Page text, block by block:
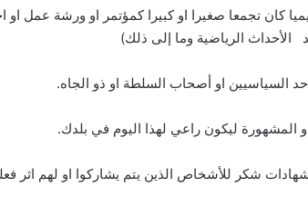
كان تجمعا صغيرا او كبيرا كمؤتمر او ورشة عمل
الرياضية وما إلى ذلك)
السياسيين او أصحاب السلطة او ذو الجاه.
ليكون راعي لهذا اليوم في بلدك.
شهادات شكر للأشخاص الذين يتم يشاركوا او لهم اثر